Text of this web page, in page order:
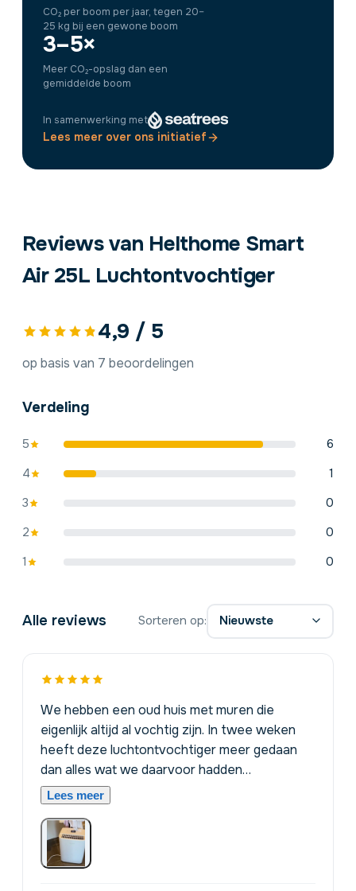
CO₂ per boom per jaar, tegen 20–
25 kg bij een gewone boom
3–5×
Meer CO₂-opslag dan een
gemiddelde boom
In samenwerking met
Lees meer over ons initiatief
Reviews van Helthome Smart
Air 25L Luchtontvochtiger
4,9 / 5
op basis van 7 beoordelingen
Verdeling
5
6
4
1
3
0
2
0
1
0
Alle reviews Sorteren op:
We hebben een oud huis met muren die
eigenlijk altijd al vochtig zijn. In twee weken
heeft deze luchtontvochtiger meer gedaan
dan alles wat we daarvoor hadden
geprobeerd. Ik heb de afvoerslang meteen op
de gootsteen aangesloten, dus aan het legen
van het reservoir hoef ik niet meer te denken.
Het HEPA-filter is ook echt een pluspunt, ik
hoest 's ochtends een stuk minder.
Lees meer